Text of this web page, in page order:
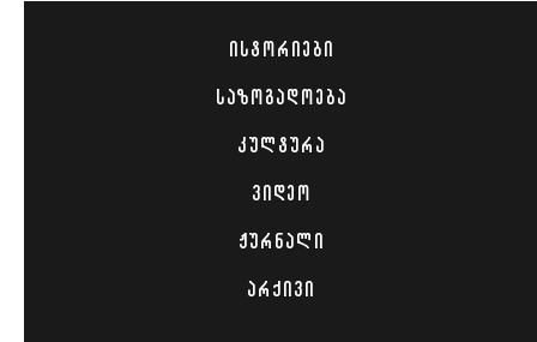
ᲘᲡᲢᲝᲠᲘᲔᲑᲘ
ᲡᲐᲖᲝᲒᲐᲓᲝᲔᲑᲐ
ᲙᲣᲚᲢᲣᲠᲐ
ᲕᲘᲓᲔᲝ
ᲟᲣᲠᲜᲐᲚᲘ
ᲐᲠᲥᲘᲕᲘ